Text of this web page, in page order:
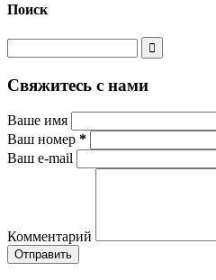
Поиск
Свяжитесь с нами
Ваше имя
Ваш номер *
Ваш e-mail
Комментарий